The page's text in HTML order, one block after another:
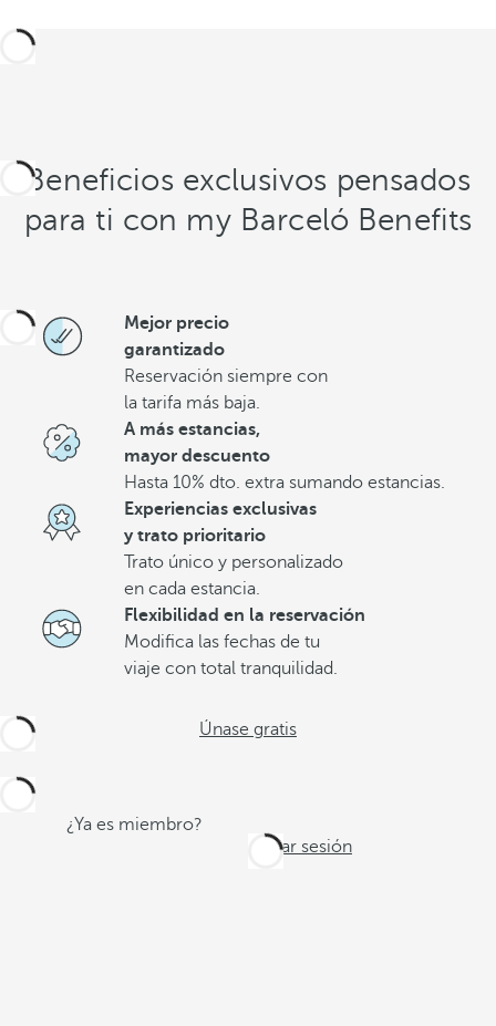
Beneficios exclusivos pensados
para ti con my Barceló Benefits
Mejor precio
garantizado
Reservación siempre con
la tarifa más baja.
A más estancias,
mayor descuento
Hasta 10% dto. extra sumando estancias.
Experiencias exclusivas
y trato prioritario
Trato único y personalizado
en cada estancia.
Flexibilidad en la reservación
Modifica las fechas de tu
viaje con total tranquilidad.
Únase gratis
¿Ya es miembro?
Iniciar sesión